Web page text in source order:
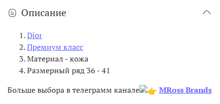
Описание
Dior
Премиум класс
Материал - кожа
Размерный ряд 36 - 41
Больше выбора в телеграмм канале
MRoss Brands